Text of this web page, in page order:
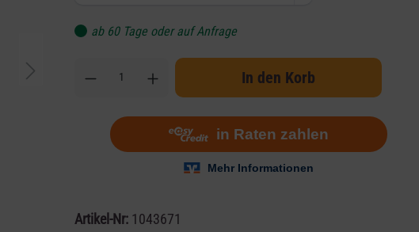
ab 60 Tage oder auf Anfrage
In den Korb
Artikel-Nr: 1043671